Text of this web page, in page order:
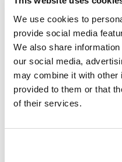
We use cookies to
provide social media
We also share
our social media,
may combine it with other
provided to them or that
of their services.
ARTIKEL DETAILS
HM5600132
- Hackett London
- Dieses Stück ist Teil der
Atmungsaktivität und
LIEFERUNG UND
Kostenlose Lieferung und
FREE Click & Collect 4-5
JETZT ABONNIERENund